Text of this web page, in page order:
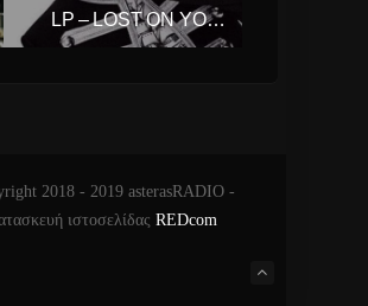
LP – LOST ON YOU (LAURA PERGOLIZZI)
2018 - 2019 asterasRADIO -
ιστοσελίδας REDcom